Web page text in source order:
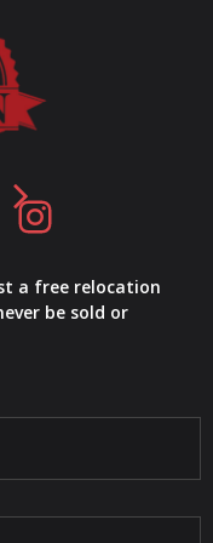
a free relocation
be sold or